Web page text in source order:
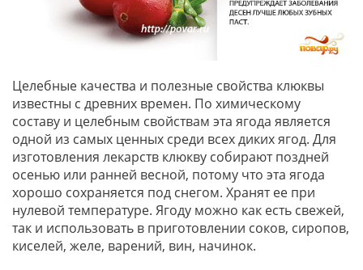
Целебные качества и полезные свойства клюквы
известны с древних времен. По химическому
составу и целебным свойствам эта ягода является
одной из самых ценных среди всех диких ягод. Для
изготовления лекарств клюкву собирают поздней
осенью или ранней весной, потому что эта ягода
хорошо сохраняется под снегом. Хранят ее при
нулевой температуре. Ягоду можно как есть свежей,
так и использовать в приготовлении соков, сиропов,
киселей, желе, варений, вин, начинок.